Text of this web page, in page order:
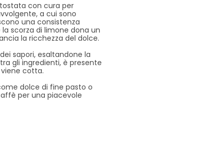
con cura per
a cui sono
una consistenza
scorza di limone dona un
la ricchezza del dolce.
sapori, esaltandone la
gli ingredienti, è presente
cotta.
dolce di fine pasto o
per una piacevole